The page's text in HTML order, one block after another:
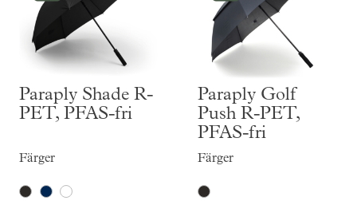
Paraply Shade R-
PET, PFAS-fri
Färger
Paraply Golf
Push R-PET,
PFAS-fri
Färger